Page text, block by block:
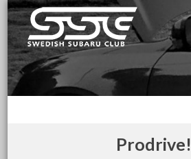
Skip
to
content
Swedish Subaru Club
För oss som älskar Subaru!
Prodrive!